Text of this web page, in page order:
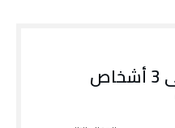
القنطاوي: القبض على 3 أشخاص